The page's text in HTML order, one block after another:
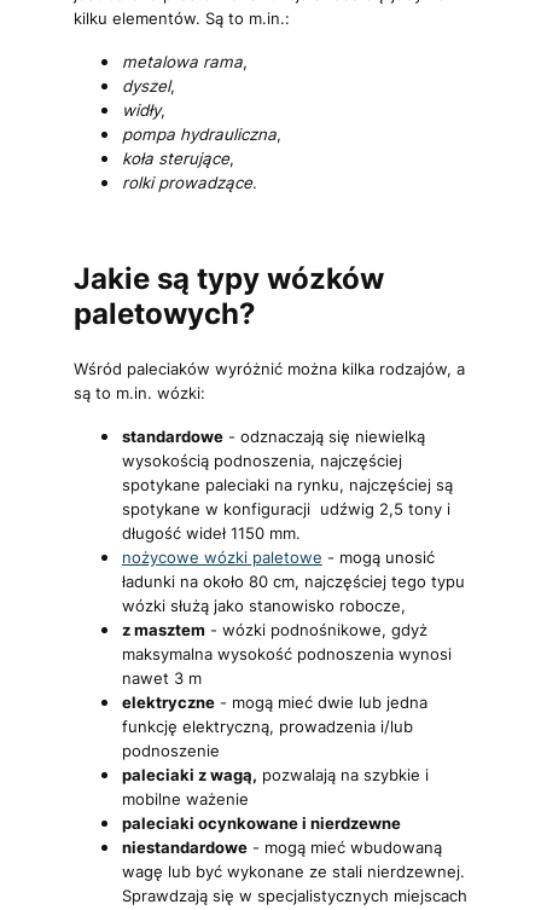
kilku elementów. Są to m.in.:
metalowa rama,
dyszel,
widły,
pompa hydrauliczna,
koła sterujące,
rolki prowadzące.
Jakie są typy wózków
paletowych?
Wśród paleciaków wyróżnić można kilka rodzajów, a
są to m.in. wózki:
standardowe- odznaczają się niewielką
wysokością podnoszenia, najczęściej
spotykane paleciaki na rynku, najczęściej są
spotykane w konfiguracji udźwig 2,5 tony i
długość wideł 1150 mm.
nożycowe wózki paletowe - mogą unosić
ładunki na około 80 cm, najczęściej tego typu
wózki służą jako stanowisko robocze,
z masztem - wózki podnośnikowe, gdyż
maksymalna wysokość podnoszenia wynosi
nawet 3 m
elektryczne- mogą mieć dwie lub jedna
funkcję elektryczną, prowadzenia i/lub
podnoszenie
paleciaki z wagą, pozwalają na szybkie i
mobilne ważenie
paleciaki ocynkowane i nierdzewne
niestandardowe- mogą mieć wbudowaną
wagę lub być wykonane ze stali nierdzewnej.
Sprawdzają się w specjalistycznych miejscach